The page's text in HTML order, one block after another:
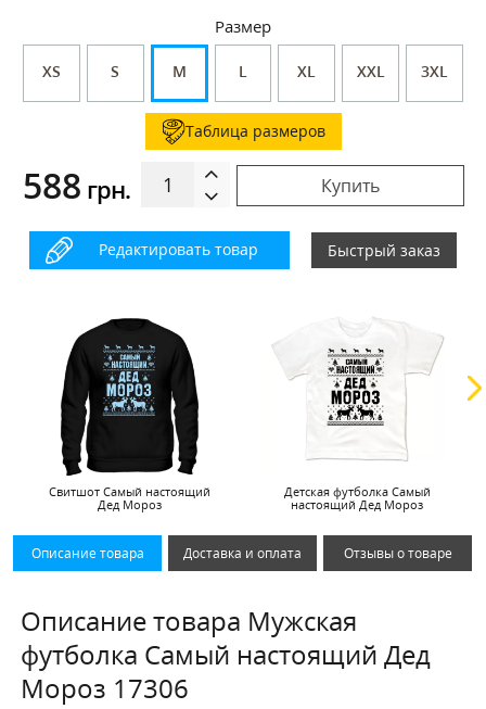
Размер
XS S M L XL XXL 3XL
Таблица размеров
588 грн. Купить
Редактировать товар Быстрый заказ
Cвитшот Самый настоящий
Дед Мороз
Детская футболка Самый
настоящий Дед Мороз
Описание товара Доставка и оплата Отзывы о товаре
Описание товара Мужская
футболка Самый настоящий Дед
Мороз 17306